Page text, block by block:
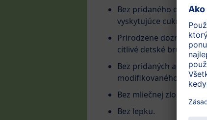
Bez pridaného cukru
vyskytujúce cukry).
Prirodzene dozreté
citlivé detské brušká.
Bez pridaných aróm,
modifikovaného
Bez mliečnej zložky.
Bez lepku.